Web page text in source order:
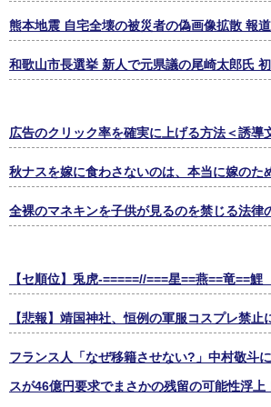
熊本地震 自宅全壊の被災者の偽画像拡散 報
和歌山市長選挙 新人で元県議の尾崎太郎氏
広告のクリック率を確実に上げる方法＜誘導
秋ナスを嫁に食わさないのは、本当に嫁のた
全裸のマネキンを子供が見るのを禁じる法律
【セ順位】兎虎-=====//===星==燕==竜==鯉
【悲報】靖国神社、恒例の軍服コスプレ禁止
フランス人「なぜ移籍させない?」中村敬斗
スが46億円要求でまさかの残留の可能性浮上